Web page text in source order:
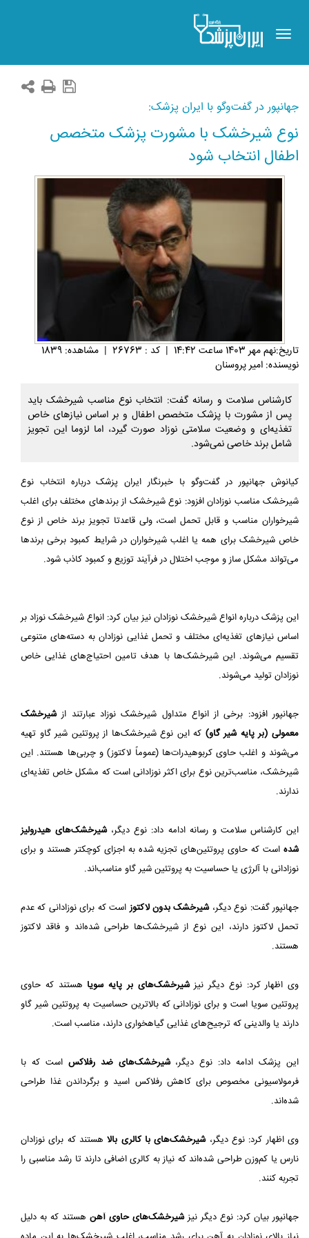
Toggle
navigation
جهانپور در گفت‌وگو با ایران پزشک:
نوع شیرخشک با مشورت پزشک متخصص
اطفال انتخاب شود
تاريخ:نهم مهر 1403 ساعت 14:42 | کد : 26763 | مشاهده: 1839
نویسنده: امیر پروسنان
کارشناس سلامت و رسانه گفت: انتخاب نوع مناسب شیرخشک باید
پس از مشورت با پزشک متخصص اطفال و بر اساس نیازهای خاص
تغذیه‌ای و وضعیت سلامتی نوزاد صورت گیرد، اما لزوما این تجویز
شامل برند خاصی نمی‌شود.
کیانوش جهانپور در گفت‌وگو با خبرنگار ایران پزشک درباره انتخاب نوع
شیرخشک مناسب نوزادان افزود: نوع شیرخشک از برندهای مختلف برای اغلب
شیرخواران مناسب و قابل تحمل است، ولی قاعدتا تجویز برند خاص از نوع
خاص شیرخشک برای همه یا اغلب شیرخواران در شرایط کمبود برخی برندها
می‌تواند مشکل ساز و موجب اختلال در فرآیند توزیع و کمبود کاذب شود.
این پزشک درباره انواع شیرخشک نوزادان نیز بیان کرد: انواع شیرخشک نوزاد بر
اساس نیازهای تغذیه‌ای مختلف و تحمل غذایی نوزادان به دسته‌های متنوعی
تقسیم می‌شوند. این شیرخشک‌ها با هدف تامین احتیاج‌های غذایی خاص
نوزادان تولید می‌شوند.
جهانپور افزود: برخی از انواع متداول شیرخشک نوزاد عبارتند ازشیرخشک
معمولی (بر پایه شیر گاو) که این نوع شیرخشک‌ها از پروتئین شیر گاو تهیه
می‌شوند و اغلب حاوی کربوهیدرات‌ها (عموماً لاکتوز) و چربی‌ها هستند. این
شیرخشک، مناسب‌ترین نوع برای اکثر نوزادانی است که مشکل خاص تغذیه‌ای
ندارند.
این کارشناس سلامت و رسانه ادامه داد: نوع دیگر،شیرخشک‌های هیدرولیز
شده است که حاوی پروتئین‌های تجزیه شده به اجزای کوچکتر هستند و برای
نوزادانی با آلرژی یا حساسیت به پروتئین شیر گاو مناسب‌اند.
جهانپور گفت: نوع دیگر،شیرخشک بدون لاکتوزاست که برای نوزادانی که عدم
تحمل لاکتوز دارند، این نوع از شیرخشک‌ها طراحی شده‌اند و فاقد لاکتوز
هستند.
وی اظهار کرد: نوع دیگر نیزشیرخشک‌های بر پایه سویا هستند که حاوی
پروتئین سویا است و برای نوزادانی که بالاترین حساسیت به پروتئین شیر گاو
دارند یا والدینی که ترجیح‌های غذایی گیاهخواری دارند، مناسب است.
این پزشک ادامه داد: نوع دیگر،شیرخشک‌های ضد رفلاکس است که با
فرمولاسیونی مخصوص برای کاهش رفلاکس اسید و برگرداندن غذا طراحی
شده‌اند.
وی اظهار کرد: نوع دیگر،شیرخشک‌های با کالری بالاهستند که برای نوزادان
نارس یا کم‌وزن طراحی شده‌اند که نیاز به کالری اضافی دارند تا رشد مناسبی را
تجربه کنند.
جهانپور بیان کرد: نوع دیگر نیزشیرخشک‌های حاوی آهن هستند که به دلیل